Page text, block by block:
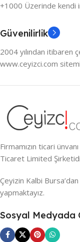
+1000 Üzerinde kendi
Güvenilirlik
2004 yılından itibaren
www.ceyizci.com
Firmamızın ticari
Ticaret Limited
Çeyizin Kalbi
yapmaktayız.
Sosyal Medyada